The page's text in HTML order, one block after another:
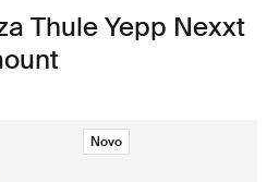
Thule Yepp Nexxt
Novo